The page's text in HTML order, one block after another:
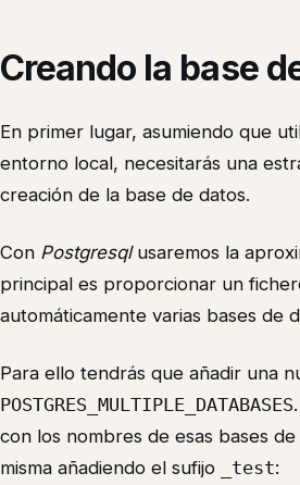
Creando la base
En primer lugar, asumiendo que
entorno local, necesitarás una
creación de la base de datos.
Con Postgresqlusaremos la
principal es proporcionar un
automáticamente varias bases de
Para ello tendrás que añadir una
POSTGRES_MULTIPLE_DATABASES
con los nombres de esas bases
misma añadiendo el sufijo
_test: